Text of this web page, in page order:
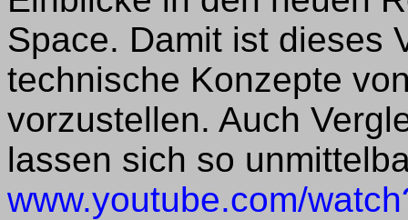
Space. Damit ist dieses
technische Konzepte
vorzustellen. Auch
lassen sich so
www.youtube.com/